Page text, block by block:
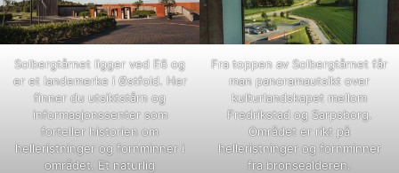
Solbergtårnet ligger ved E6 og
er et landemerke i Østfold. Her
finner du utsiktstårn og
informasjonssenter som
forteller historien om
helleristninger og fornminner i
området. Et naturlig
Fra toppen av Solbergtårnet får
man panoramautsikt over
kulturlandskapet mellom
Fredrikstad og Sarpsborg.
Området er rikt på
helleristninger og fornminner
fra bronsealderen.